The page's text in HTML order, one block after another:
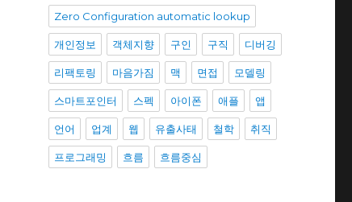
Zero Configuration automatic lookup
개인정보 객체지향 구인 구직 디버깅
리팩토링 마음가짐 맥 면접 모델링
스마트포인터 스펙 아이폰 애플 앱
언어 업계 웹 유출사태 철학 취직
프로그래밍 흐름 흐름중심